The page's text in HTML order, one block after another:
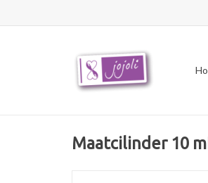
Maatcilinder 10